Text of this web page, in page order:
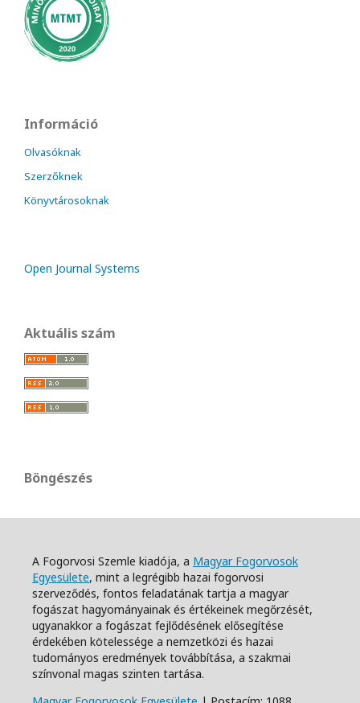
Információ
Olvasóknak
Szerzőknek
Könyvtárosoknak
Open Journal Systems
Aktuális szám
Böngészés
A Fogorvosi Szemle kiadója, a Magyar Fogorvosok
Egyesülete, mint a legrégibb hazai fogorvosi
szerveződés, fontos feladatának tartja a magyar
fogászat hagyományainak és értékeinek megőrzését,
ugyanakkor a fogászat fejlődésének elősegítése
érdekében kötelessége a nemzetközi és hazai
tudományos eredmények továbbítása, a szakmai
színvonal magas szinten tartása.